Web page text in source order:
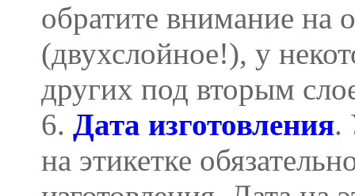
обратите внимание на
(двухслойное!), у
других под вторым
6. Дата изготовления.
на этикетке